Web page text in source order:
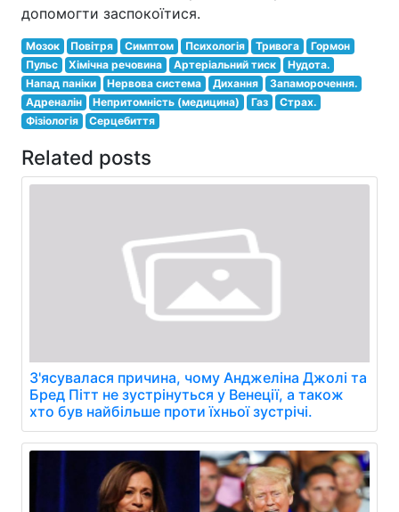
допомогти заспокоїтися.
Мозок Повітря Симптом Психологія Тривога
Гормон
Пульс
Хімічна речовина Артеріальний тиск
Нудота.
Напад паніки
Нервова система Дихання
Запаморочення.
Адреналін
Непритомність (медицина) Газ
Страх.
Фізіологія
Серцебиття
Related posts
З'ясувалася причина, чому Анджеліна Джолі та
Бред Пітт не зустрінуться у Венеції, а також
хто був найбільше проти їхньої зустрічі.